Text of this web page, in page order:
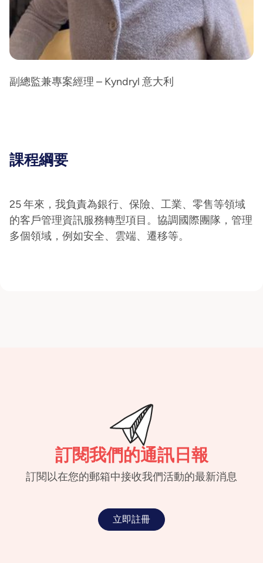
副總監兼專案經理 – Kyndryl 意大利
課程綱要
25 年來，我負責為銀行、保險、工業、零售等領域
的客戶管理資訊服務轉型項目。協調國際團隊，管理
多個領域，例如安全、雲端、遷移等。
訂閱我們的通訊日報
訂閱以在您的郵箱中接收我們活動的最新消息
立即註冊